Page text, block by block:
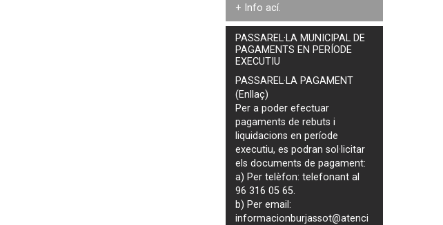
+ Info ací.
PASSAREL·LA MUNICIPAL DE
PAGAMENTS EN PERÍODE
EXECUTIU
PASSAREL·LA PAGAMENT
(Enllaç)
Per a poder efectuar
pagaments derebuts i
liquidacions en període
executiu, es podransol·licitar
els documents de pagament:
a) Per telèfon: telefonant al
96 316 05 65.
b) Per email:
informacionburjassot@atenci